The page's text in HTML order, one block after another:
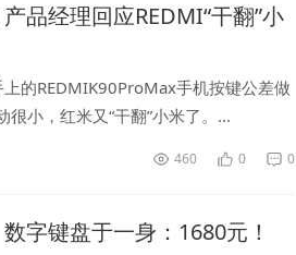
品经理回应REDMI“干翻”小
的REDMIK90ProMax手机按键公差做
小，红米又“干翻”小米了。...
460 0 0
字键盘于一身：1680元！